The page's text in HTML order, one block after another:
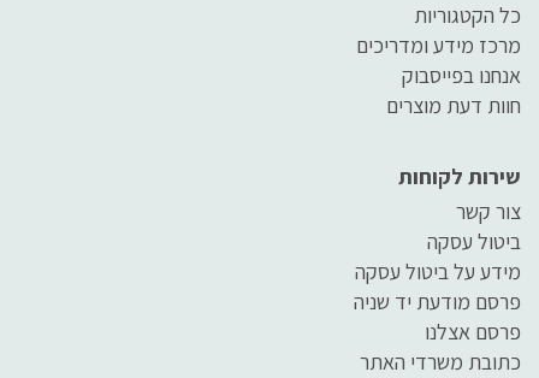
כל הקטגוריות
מרכז מידע ומדריכים
אנחנו בפייסבוק
חוות דעת מוצרים
שירות לקוחות
צור קשר
ביטול עסקה
מידע על ביטול עסקה
פרסם מודעת יד שניה
פרסם אצלנו
כתובת משרדי האתר